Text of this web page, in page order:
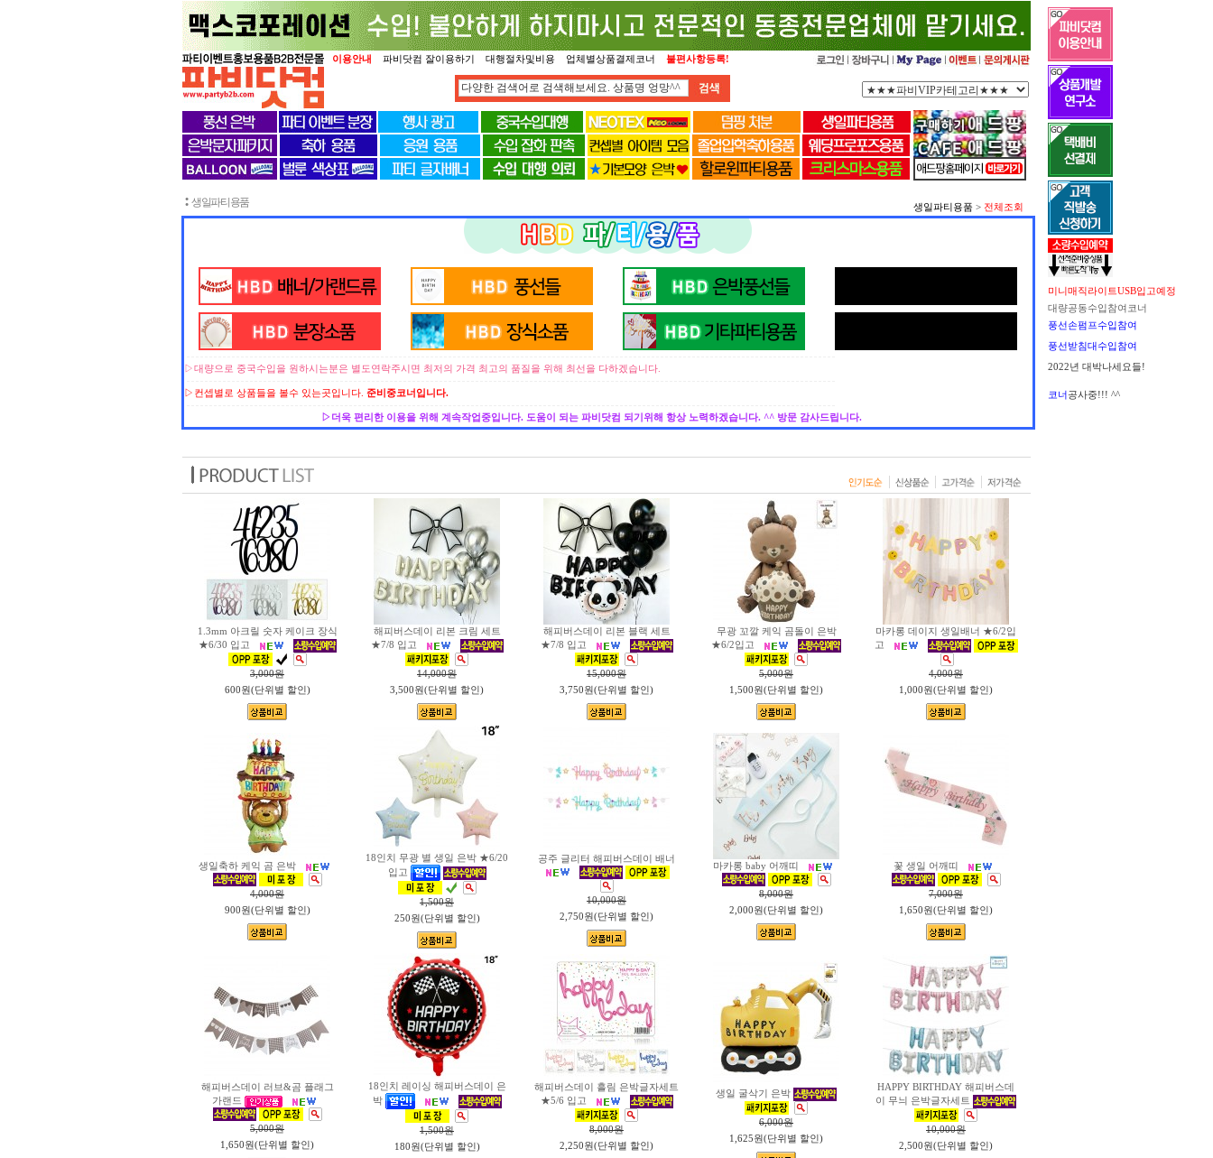
이용안내 파비닷컴 잘이용하기 대행절차및비용 업체별상품결제코너 불편사항등록!
: 생일파티용품 생일파티용품 > 전체조회
▷대량으로 중국수입을 원하시는분은 별도연락주시면 최저의 가격 최고의 품질을 위해 최선을 다하겠습니다.
▷컨셉별로 상품들을 볼수 있는곳입니다. 준비중코너입니다.
▷더욱 편리한 이용을 위해 계속작업중입니다. 도움이 되는 파비닷컴 되기위해 항상 노력하겠습니다. ^^ 방문 감사드립니다.
1.3mm 아크릴 숫자 케이크 장식
★6/30 입고
3,000원
600원(단위별 할인)
해피버스데이 리본 크림 세트
★7/8 입고
14,000원
3,500원(단위별 할인)
해피버스데이 리본 블랙 세트
★7/8 입고
15,000원
3,750원(단위별 할인)
무광 꼬깔 케익 곰돌이 은박
★6/2입고
5,000원
1,500원(단위별 할인)
마카롱 데이지 생일배너 ★6/2입
고
4,000원
1,000원(단위별 할인)
생일축하 케익 곰 은박
4,000원
900원(단위별 할인)
18인치 무광 별 생일 은박 ★6/20
입고
1,500원
250원(단위별 할인)
공주 글리터 해피버스데이 배너
10,000원
2,750원(단위별 할인)
마카롱 baby 어깨띠
8,000원
2,000원(단위별 할인)
꽃 생일 어깨띠
7,000원
1,650원(단위별 할인)
해피버스데이 러브&곰 플래그
가랜드
5,000원
1,650원(단위별 할인)
18인치 레이싱 해피버스데이 은
박
1,500원
180원(단위별 할인)
해피버스데이 흘림 은박글자세트
★5/6 입고
8,000원
2,250원(단위별 할인)
생일 굴삭기 은박
6,000원
1,625원(단위별 할인)
HAPPY BIRTHDAY 해피버스데
이 무늬 은박글자세트
10,000원
2,500원(단위별 할인)
미니매직라이트USB입고예정
대량공동수입참여코너
풍선손펌프수입참여
풍선받침대수입참여
2022년 대박나세요들!
코너공사중!!! ^^